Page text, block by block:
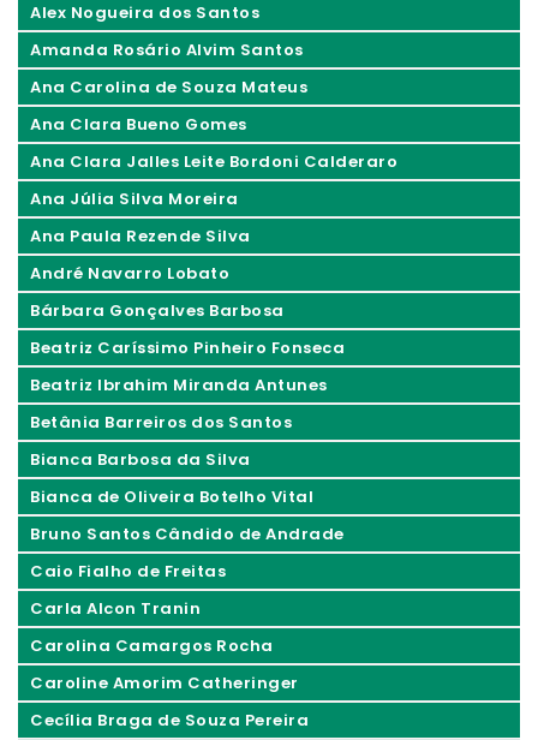
Alex Nogueira dos Santos
Amanda Rosário Alvim Santos
Ana Carolina de Souza Mateus
Ana Clara Bueno Gomes
Ana Clara Jalles Leite Bordoni Calderaro
Ana Júlia Silva Moreira
Ana Paula Rezende Silva
André Navarro Lobato
Bárbara Gonçalves Barbosa
Beatriz Caríssimo Pinheiro Fonseca
Beatriz Ibrahim Miranda Antunes
Betânia Barreiros dos Santos
Bianca Barbosa da Silva
Bianca de Oliveira Botelho Vital
Bruno Santos Cândido de Andrade
Caio Fialho de Freitas
Carla Alcon Tranin
Carolina Camargos Rocha
Caroline Amorim Catheringer
Cecília Braga de Souza Pereira